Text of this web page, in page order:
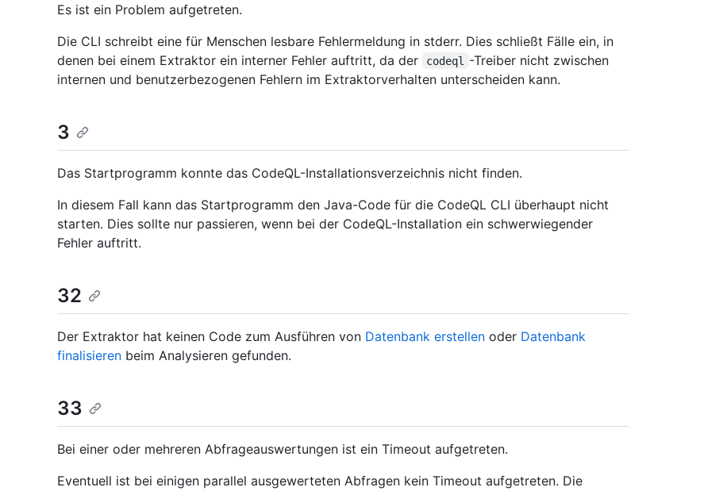
Es ist ein Problem aufgetreten.
Die CLI schreibt eine für Menschen lesbare Fehlermeldung in stderr. Dies schließt Fälle ein, in
denen bei einem Extraktor ein interner Fehler auftritt, da der
codeql
-Treiber nicht zwischen
internen und benutzerbezogenen Fehlern im Extraktorverhalten unterscheiden kann.
3
Das Startprogramm konnte das CodeQL-Installationsverzeichnis nicht finden.
In diesem Fall kann das Startprogramm den Java-Code für die CodeQL CLI überhaupt nicht
starten. Dies sollte nur passieren, wenn bei der CodeQL-Installation ein schwerwiegender
Fehler auftritt.
32
Der Extraktor hat keinen Code zum Ausführen von Datenbank erstellen oder Datenbank
finalisieren beim Analysieren gefunden.
33
Bei einer oder mehreren Abfrageauswertungen ist ein Timeout aufgetreten.
Eventuell ist bei einigen parallel ausgewerteten Abfragen kein Timeout aufgetreten. Die